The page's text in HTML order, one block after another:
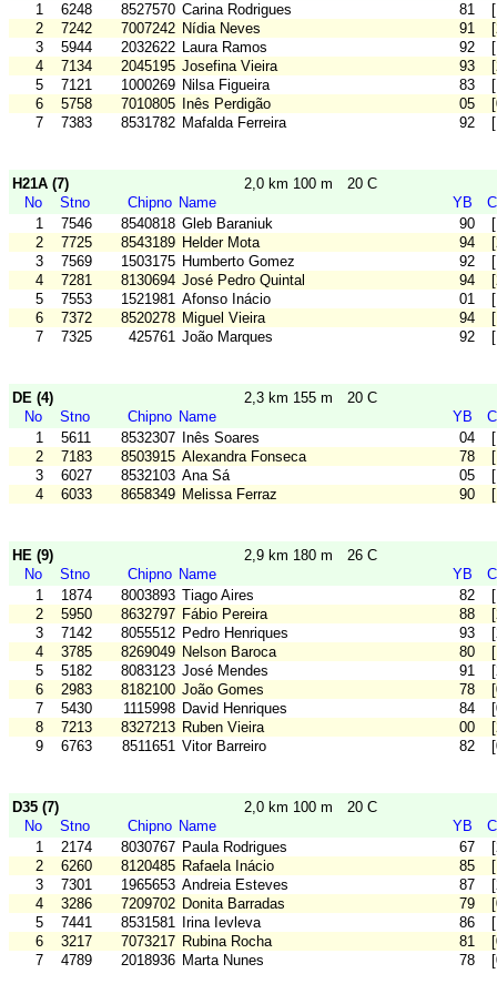
1
6248 8527570 Carina Rodrigues 81
2
7242 7007242 Nídia Neves 91
3
5944 2032622 Laura Ramos 92
4
7134 2045195 Josefina Vieira 93
5
7121 1000269 Nilsa Figueira 83
6
5758 7010805 Inês Perdigão 05
7
7383 8531782 Mafalda Ferreira 92
H21A (7) 2,0 km 100 m
20 C
No
Stno Chipno Name YB
1
7546 8540818 Gleb Baraniuk 90
2
7725 8543189 Helder Mota 94
3
7569 1503175 Humberto Gomez 92
4
7281 8130694 José Pedro Quintal 94
5
7553 1521981 Afonso Inácio 01
6
7372 8520278 Miguel Vieira 94
7
7325 425761 João Marques 92
DE (4) 2,3 km 155 m
20 C
No
Stno Chipno Name YB
1
5611 8532307 Inês Soares 04
2
7183 8503915 Alexandra Fonseca 78
3
6027 8532103 Ana Sá 05
4
6033 8658349 Melissa Ferraz 90
HE (9) 2,9 km 180 m
26 C
No
Stno Chipno Name YB
1
1874 8003893 Tiago Aires 82
2
5950 8632797 Fábio Pereira 88
3
7142 8055512 Pedro Henriques 93
4
3785 8269049 Nelson Baroca 80
5
5182 8083123 José Mendes 91
6
2983 8182100 João Gomes 78
7
5430 1115998 David Henriques 84
8
7213 8327213 Ruben Vieira 00
9
6763 8511651 Vitor Barreiro 82
D35 (7) 2,0 km 100 m
20 C
No
Stno Chipno Name YB
1
2174 8030767 Paula Rodrigues 67
2
6260 8120485 Rafaela Inácio 85
3
7301 1965653 Andreia Esteves 87
4
3286 7209702 Donita Barradas 79
5
7441 8531581 Irina Ievleva 86
6
3217 7073217 Rubina Rocha 81
7
4789 2018936 Marta Nunes 78